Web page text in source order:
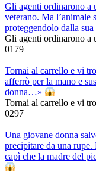
Gli agenti ordinarono a
veterano. Ma l’animale
proteggendolo dalla
Gli agenti ordinarono a
0179
Tornai al carrello e vi
afferrò per la mano e
donna…»
Tornai al carrello e vi
0297
Una giovane donna
precipitare da una
capì che la madre del